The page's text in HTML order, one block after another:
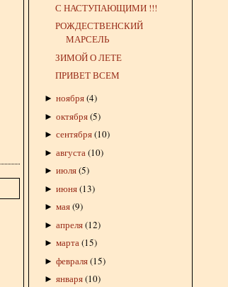
С НАСТУПАЮЩИМИ !!!
РОЖДЕСТВЕНСКИЙ
МАРСЕЛЬ
ЗИМОЙ О ЛЕТЕ
ПРИВЕТ ВСЕМ
► ноября(4)
► октября(5)
► сентября(10)
► августа(10)
► июля(5)
► июня(13)
► мая(9)
► апреля(12)
► марта(15)
► февраля(15)
► января(10)